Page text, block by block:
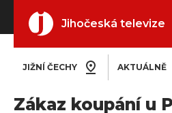
Jihočeská televize
JIŽNÍ ČECHY AKTUÁLNĚ
Zákaz koupání u